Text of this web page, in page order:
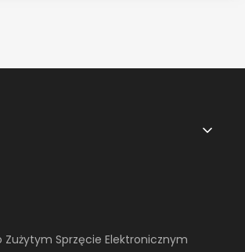
Sprzęcie Elektronicznym